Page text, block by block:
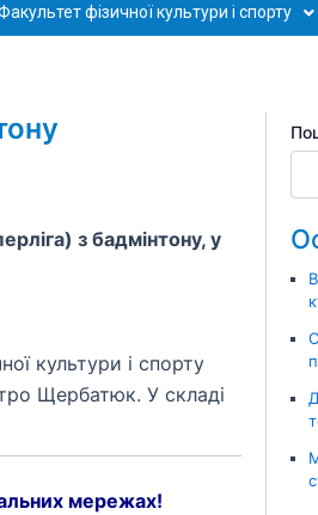
фізичної культури і спорту
з бадмінтону, у
культури і спорту
Щербатюк. У складі
мережах!